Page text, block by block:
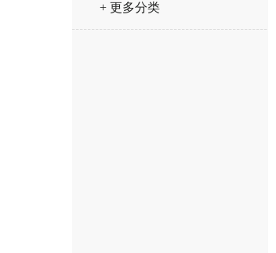
+ 更多分类